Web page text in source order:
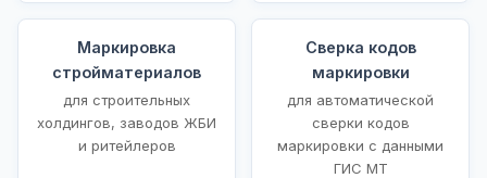
Маркировка
стройматериалов
для строительных
холдингов, заводов ЖБИ
и ритейлеров
Сверка кодов
маркировки
для автоматической
сверки кодов
маркировки с данными
ГИС МТ